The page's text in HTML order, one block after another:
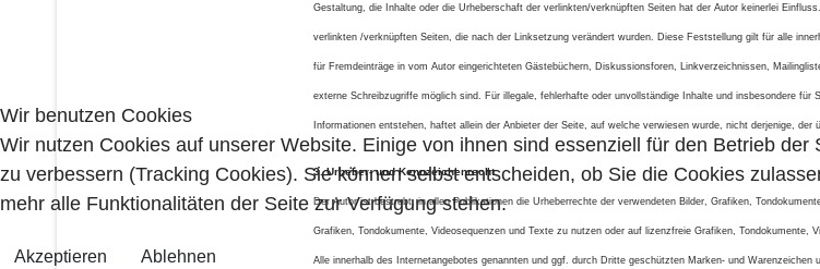
Gestaltung, die Inhalte oder die Urheberschaft der verlinkten/verknüpften Seiten hat der Autor keinerlei
verlinkten /verknüpften Seiten, die nach der Linksetzung verändert wurden. Diese Feststellung gilt für alle
für Fremdeinträge in vom Autor eingerichteten Gästebüchern, Diskussionsforen, Linkverzeichnissen,
externe Schreibzugriffe möglich sind. Für illegale, fehlerhafte oder unvollständige Inhalte und insbesondere
Informationen entstehen, haftet allein der Anbieter der Seite, auf welche verwiesen wurde, nicht derjenige,
3. Urheber- und Kennzeichenrecht
Der Autor ist bestrebt, in allen Publikationen die Urheberrechte der verwendeten Bilder, Grafiken,
Grafiken, Tondokumente, Videosequenzen und Texte zu nutzen oder auf lizenzfreie Grafiken, Tondokumente,
Alle innerhalb des Internetangebotes genannten und ggf. durch Dritte geschützten Marken- und
Wir benutzen Cookies
Wir nutzen Cookies auf unserer Website. Einige von ihnen sind essenziell für den Betrieb
zu verbessern (Tracking Cookies). Sie können selbst entscheiden, ob Sie die Cookies
mehr alle Funktionalitäten der Seite zur Verfügung stehen.
Akzeptieren Ablehnen